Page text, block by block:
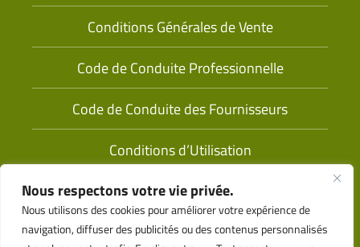
Nous respectons votre vie privée.
Nous utilisons des cookies pour améliorer votre expérience de
navigation, diffuser des publicités ou des contenus personnalisés
Conditions Générales de Vente
Code de Conduite Professionnelle
Code de Conduite des Fournisseurs
Conditions d’Utilisation